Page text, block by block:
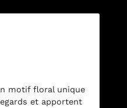
motif floral unique
et apportent